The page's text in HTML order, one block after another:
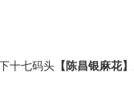
十七码头 【陈昌银麻花】